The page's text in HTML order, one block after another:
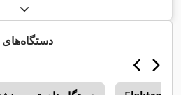
دستگاه‌های